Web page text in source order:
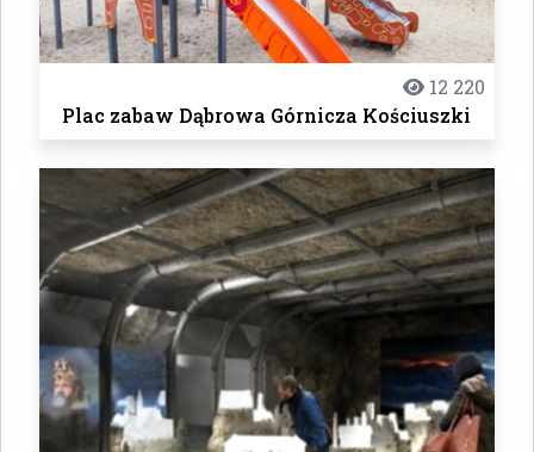
12 220
Plac zabaw Dąbrowa Górnicza Kościuszki